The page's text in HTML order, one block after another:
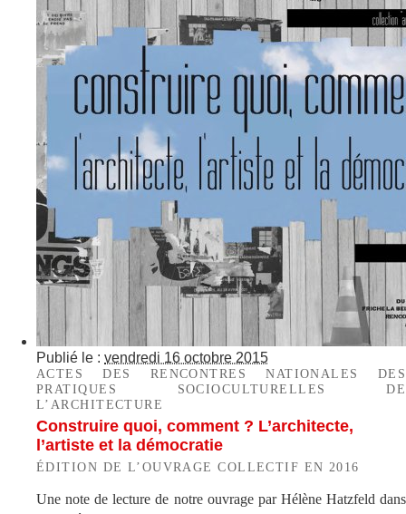
Publié le : vendredi 16 octobre 2015
ACTES DES RENCONTRES NATIONALES DES
PRATIQUES SOCIOCULTURELLES DE
L’ARCHITECTURE
Construire quoi, comment ? L’architecte,
l’artiste et la démocratie
ÉDITION DE L’OUVRAGE COLLECTIF EN 2016
Une note de lecture de notre ouvrage par Hélène Hatzfeld dans